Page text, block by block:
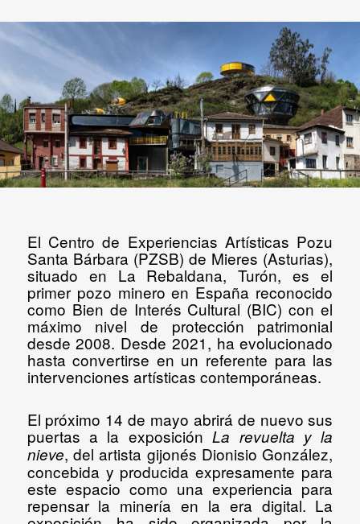
El Centro de Experiencias Artísticas Pozu
Santa Bárbara (PZSB) de Mieres (Asturias),
situado en La Rebaldana, Turón, es el
primer pozo minero en España reconocido
como Bien de Interés Cultural (BIC) con el
máximo nivel de protección patrimonial
desde 2008. Desde 2021, ha evolucionado
hasta convertirse en un referente para las
intervenciones artísticas contemporáneas.
El próximo 14 de mayo abrirá de nuevo sus
puertas a la exposiciónLa revuelta y la
nieve, del artista gijonés Dionisio González,
concebida y producida expresamente para
este espacio como una experiencia para
repensar la minería en la era digital. La